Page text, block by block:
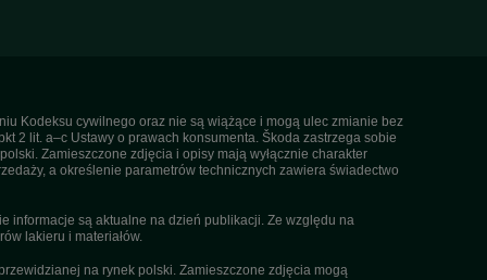
Kodeksu cywilnego oraz nie są wiążące i mogą ulec zmianie bez
2 lit. a–c Ustawy o prawach konsumenta. Škoda zastrzega sobie
Zamieszczone zdjęcia i opisy mają wyłącznie charakter
a określenie parametrów technicznych zawiera świadectwo
informacje są aktualne na dzień publikacji. Ze względu na
lakieru i materiałów.
na rynek polski. Zamieszczone zdjęcia mogą